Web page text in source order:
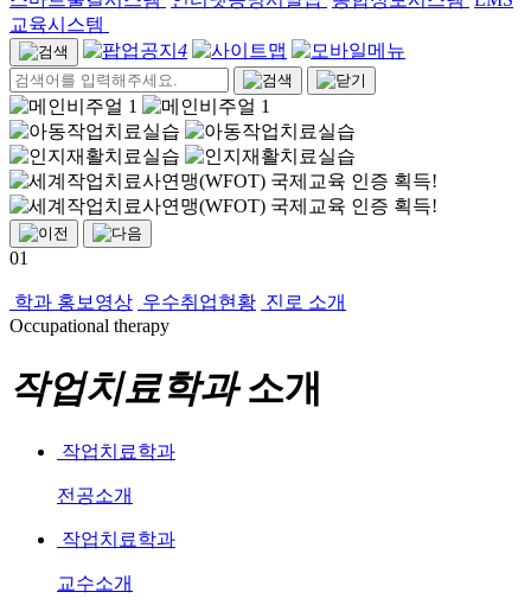
교육시스템
4
01
학과 홍보영상 우수취업현황 진로 소개
Occupational therapy
작업치료학과소개
작업치료학과
전공소개
작업치료학과
교수소개